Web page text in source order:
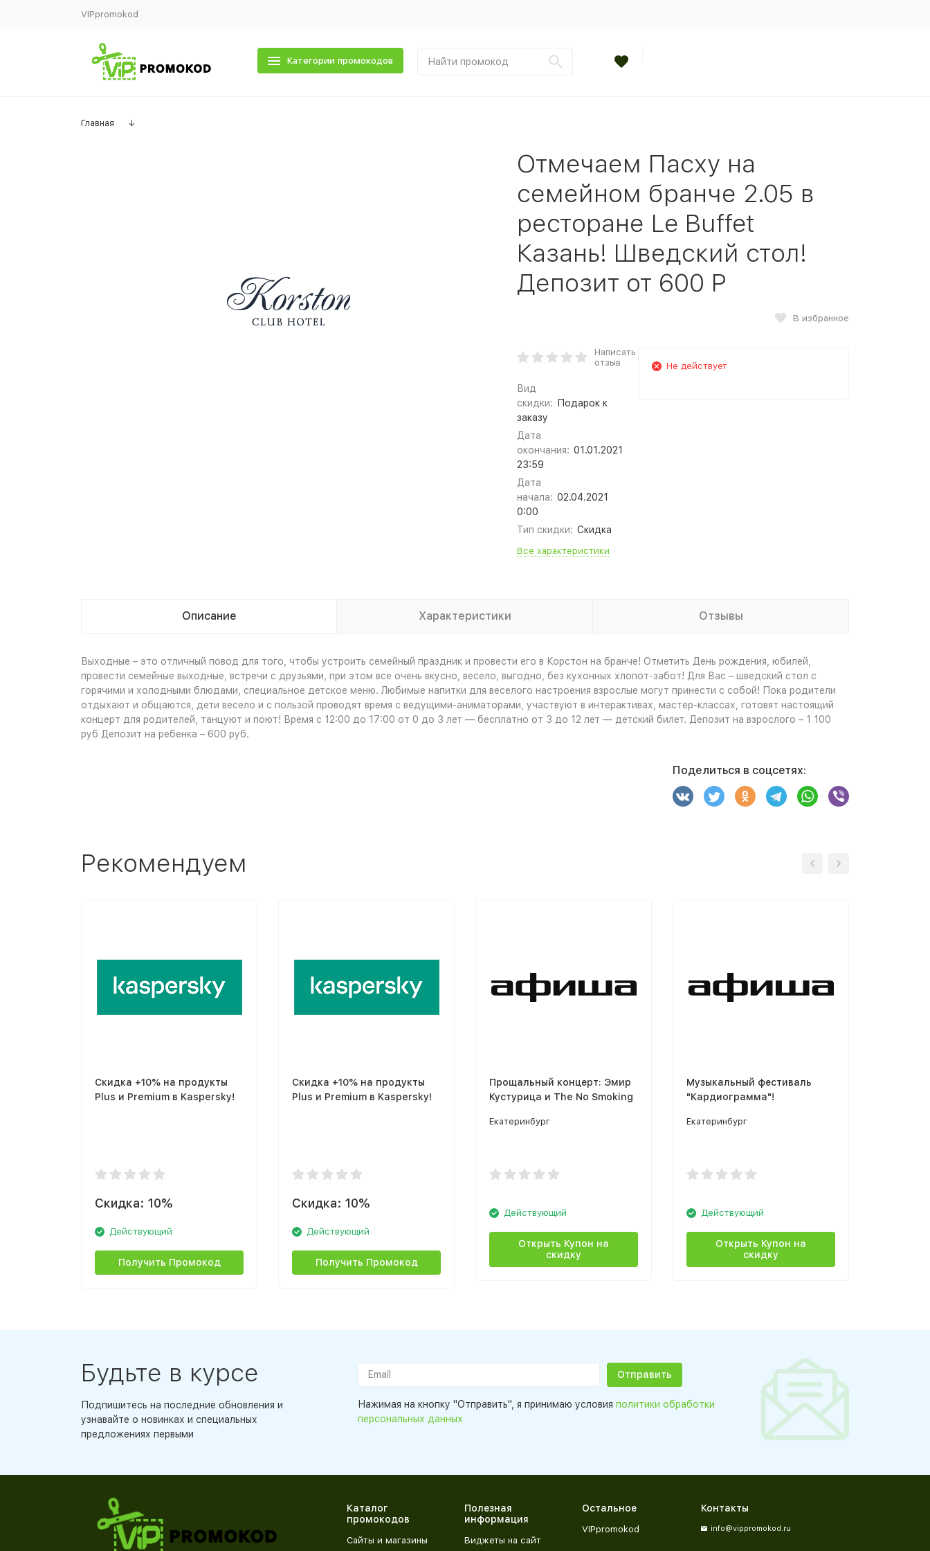
VIPpromokod
Категории промокодов
Главная ↓
Отмечаем Пасху на
семейном бранче 2.05 в
ресторане Le Buffet
Казань! Шведский стол!
Депозит от 600 Р
В избранное
Написать
отзыв
Вид
скидки:
Подарок к
заказу
Дата
окончания: 01.01.2021
23:59
Дата
начала: 02.04.2021
0:00
Тип скидки: Скидка
Все характеристики
Не действует
Описание Характеристики Отзывы
Выходные – это отличный повод для того, чтобы устроить семейный праздник и провести его в Корстон на бранче! Отметить День рождения, юбилей,
провести семейные выходные, встречи с друзьями, при этом все очень вкусно, весело, выгодно, без кухонных хлопот-забот! Для Вас – шведский стол с
горячими и холодными блюдами, специальное детское меню. Любимые напитки для веселого настроения взрослые могут принести с собой! Пока родители
отдыхают и общаются, дети весело и с пользой проводят время с ведущими-аниматорами, участвуют в интерактивах, мастер-классах, готовят настоящий
концерт для родителей, танцуют и поют! Время с 12:00 до 17:00 от 0 до 3 лет — бесплатно от 3 до 12 лет — детский билет. Депозит на взрослого – 1 100
руб Депозит на ребенка – 600 руб.
Поделиться в соцсетях:
Рекомендуем
Скидка +10% на продукты
Plus и Premium в Kaspersky!
Скидка: 10%
Действующий
Получить Промокод
Скидка +10% на продукты
Plus и Premium в Kaspersky!
Скидка: 10%
Действующий
Получить Промокод
Прощальный концерт: Эмир
Кустурица и The No Smoking
Екатеринбург
Действующий
Открыть Купон на
скидку
Музыкальный фестиваль
"Кардиограмма"!
Екатеринбург
Действующий
Открыть Купон на
скидку
Будьте в курсе
Подпишитесь на последние обновления и
узнавайте о новинках и специальных
предложениях первыми
Нажимая на кнопку "Отправить", я принимаю условия политики обработки
персональных данных
Каталог
промокодов
Сайты и магазины
Полезная
информация
Виджеты на сайт
Остальное
VIPpromokod
Контакты
info@vippromokod.ru